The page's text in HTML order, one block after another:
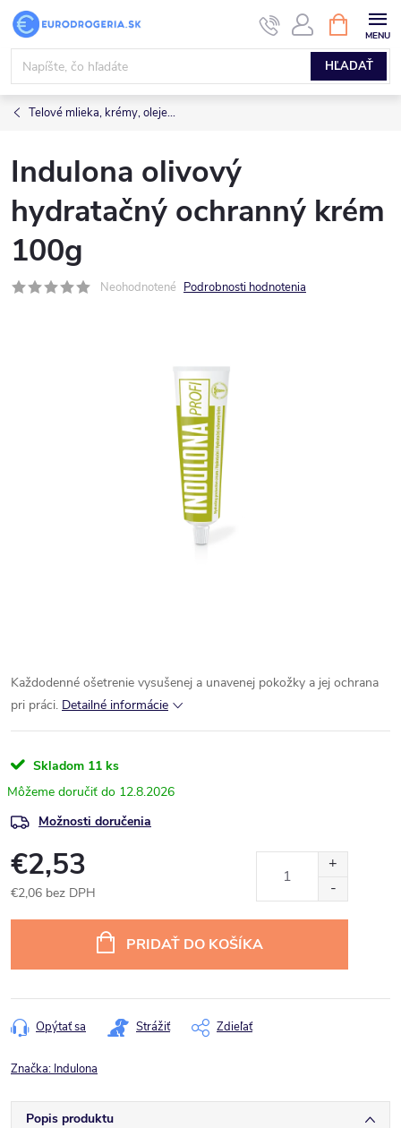
Prejsť
obsah
HĽADAŤ
KOŠÍK
Telové mlieka, krémy, oleje...
Indulona olivový
hydratačný ochranný krém
100g
Neohodnotené Podrobnosti hodnotenia
Každodenné ošetrenie vysušenej a unavenej pokožky a jej ochrana
pri práci. Detailné informácie
Skladom 11 ks
12.8.2026
Možnosti doručenia
€2,53
€2,06 bez DPH
PRIDAŤ DO KOŠÍKA
Opýtať sa Strážiť Zdieľať
Značka: Indulona
Popis produktu